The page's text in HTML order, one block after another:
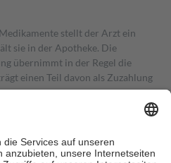
stellt der Arzt ein
sie in der Apotheke. Die
übernimmt in der Regel die
einen Teil davon als Zuzahlung
in Höhe von zehn
nie mehr als die tatsächlichen